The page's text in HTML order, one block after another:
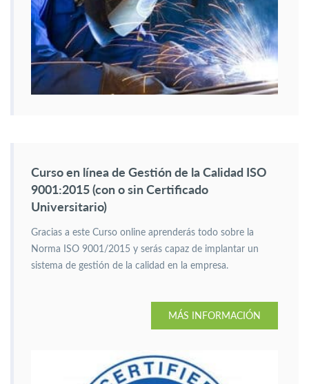
Curso en línea de Gestión de la Calidad ISO
9001:2015 (con o sin Certificado
Universitario)
Gracias a este Curso online aprenderás todo sobre la
Norma ISO 9001/2015 y serás capaz de implantar un
sistema de gestión de la calidad en la empresa.
MÁS INFORMACIÓN